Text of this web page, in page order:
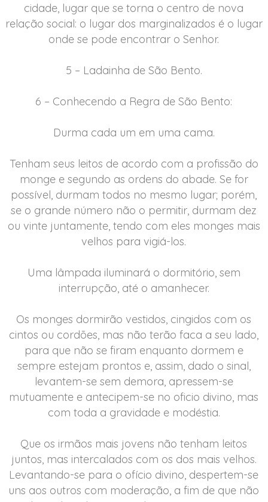
cidade, lugar que se torna o centro de nova
relação social: o lugar dos marginalizados é o lugar
onde se pode encontrar o Senhor.
5 – Ladainha de São Bento.
6 – Conhecendo a Regra de São Bento:
Durma cada um em uma cama.
Tenham seus leitos de acordo com a profissão do
monge e segundo as ordens do abade. Se for
possível, durmam todos no mesmo lugar; porém,
se o grande número não o permitir, durmam dez
ou vinte juntamente, tendo com eles monges mais
velhos para vigiá-los.
Uma lâmpada iluminará o dormitório, sem
interrupção, até o amanhecer.
Os monges dormirão vestidos, cingidos com os
cintos ou cordões, mas não terão faca a seu lado,
para que não se firam enquanto dormem e
sempre estejam prontos e, assim, dado o sinal,
levantem-se sem demora, apressem-se
mutuamente e antecipem-se no oficio divino, mas
com toda a gravidade e modéstia.
Que os irmãos mais jovens não tenham leitos
juntos, mas intercalados com os dos mais velhos.
Levantando-se para o ofício divino, despertem-se
uns aos outros com moderação, a fim de que não